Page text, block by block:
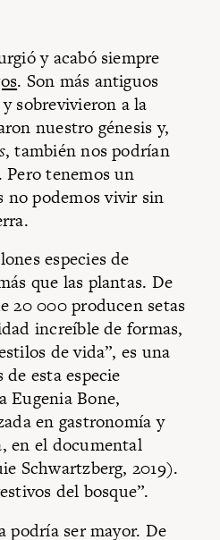
y acabó siempre
. Son más antiguos
sobrevivieron a la
nuestro génesis y,
, también nos podrían
tenemos un
no podemos vivir sin
especies de
que las plantas. De
20 000 producen setas
increíble de formas,
de vida”, es una
esta especie
Eugenia Bone,
en gastronomía y
en el documental
Schwartzberg, 2019).
del bosque”.
podría ser mayor. De